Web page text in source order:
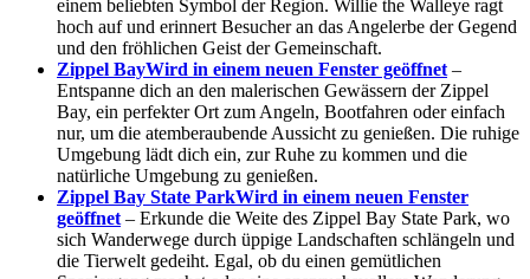
einem beliebten Symbol der Region. Willie the Walleye ragt
hoch auf und erinnert Besucher an das Angelerbe der Gegend
und den fröhlichen Geist der Gemeinschaft.
Zippel BayWird in einem neuen Fenster geöffnet –
Entspanne dich an den malerischen Gewässern der Zippel
Bay, ein perfekter Ort zum Angeln, Bootfahren oder einfach
nur, um die atemberaubende Aussicht zu genießen. Die ruhige
Umgebung lädt dich ein, zur Ruhe zu kommen und die
natürliche Umgebung zu genießen.
Zippel Bay State ParkWird in einem neuen Fenster
geöffnet – Erkunde die Weite des Zippel Bay State Park, wo
sich Wanderwege durch üppige Landschaften schlängeln und
die Tierwelt gedeiht. Egal, ob du einen gemütlichen